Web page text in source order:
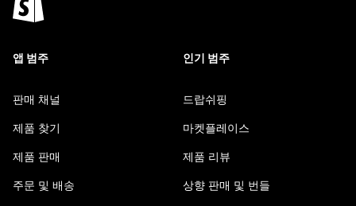
앱 범주
판매 채널
제품 찾기
제품 판매
주문 및 배송
인기 범주
드랍쉬핑
마켓플레이스
제품 리뷰
상향 판매 및 번들